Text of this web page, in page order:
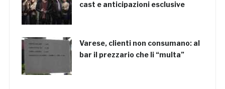
cast e anticipazioni esclusive
Varese, clienti non consumano: al
bar il prezzario che li “multa”